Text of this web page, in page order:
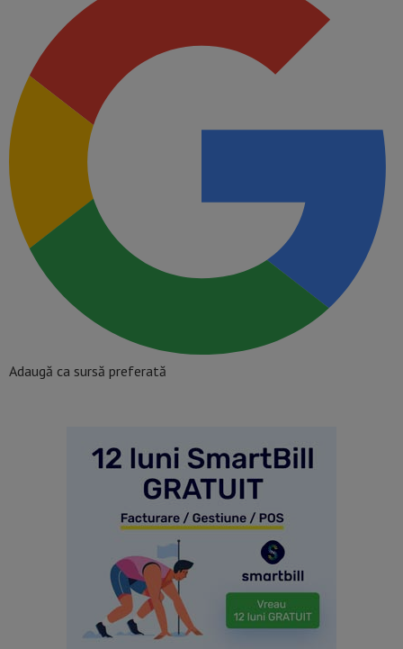
Adaugă ca sursă preferată